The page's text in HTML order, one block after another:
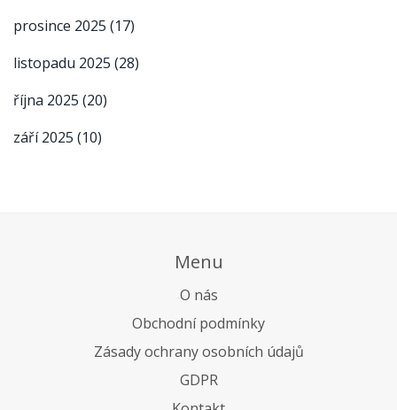
prosince 2025 (17)
listopadu 2025 (28)
října 2025 (20)
září 2025 (10)
Menu
O nás
Obchodní podmínky
Zásady ochrany osobních údajů
GDPR